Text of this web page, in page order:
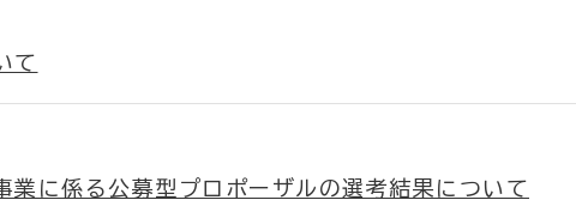
て
業に係る公募型プロポーザルの選考結果について